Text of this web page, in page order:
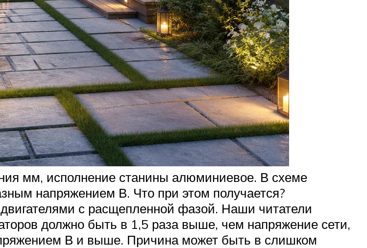
мм, исполнение станины алюминиевое. В схеме
напряжением В. Что при этом получается?
с расщепленной фазой. Наши читатели
должно быть в 1,5 раза выше, чем напряжение сети,
В и выше. Причина может быть в слишком